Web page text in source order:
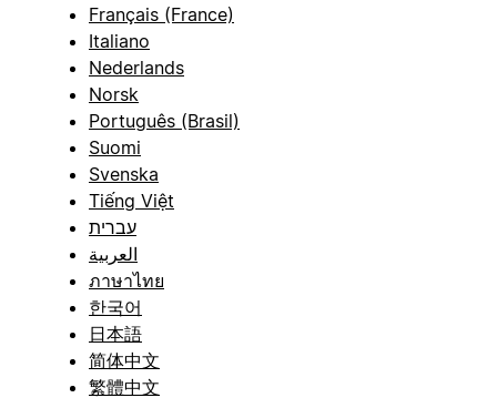
Français (France)
Italiano
Nederlands
Norsk
Português (Brasil)
Suomi
Svenska
Tiếng Việt
עברית
العربية
ภาษาไทย
한국어
日本語
简体中文
繁體中文